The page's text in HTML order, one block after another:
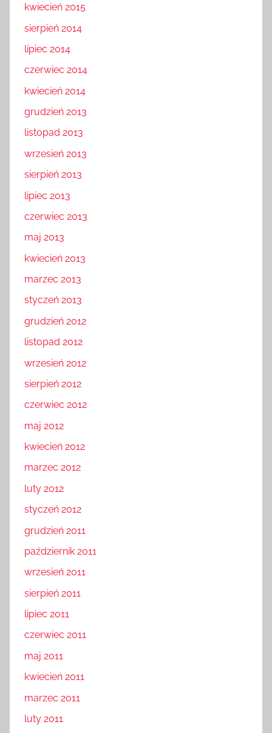
kwiecień 2015
sierpień 2014
lipiec 2014
czerwiec 2014
kwiecień 2014
grudzień 2013
listopad 2013
wrzesień 2013
sierpień 2013
lipiec 2013
czerwiec 2013
maj 2013
kwiecień 2013
marzec 2013
styczeń 2013
grudzień 2012
listopad 2012
wrzesień 2012
sierpień 2012
czerwiec 2012
maj 2012
kwiecień 2012
marzec 2012
luty 2012
styczeń 2012
grudzień 2011
październik 2011
wrzesień 2011
sierpień 2011
lipiec 2011
czerwiec 2011
maj 2011
kwiecień 2011
marzec 2011
luty 2011